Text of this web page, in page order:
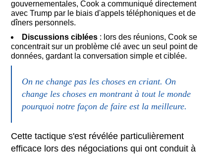
gouvernementales, Cook a communiqué directement
avec Trump par le biais d'appels téléphoniques et de
dîners personnels.
Discussions ciblées : lors des réunions, Cook se
concentrait sur un problème clé avec un seul point de
données, gardant la conversation simple et ciblée.
On ne change pas les choses en criant. On
change les choses en montrant à tout le monde
pourquoi notre façon de faire est la meilleure.
Cette tactique s'est révélée particulièrement
efficace lors des négociations qui ont conduit à